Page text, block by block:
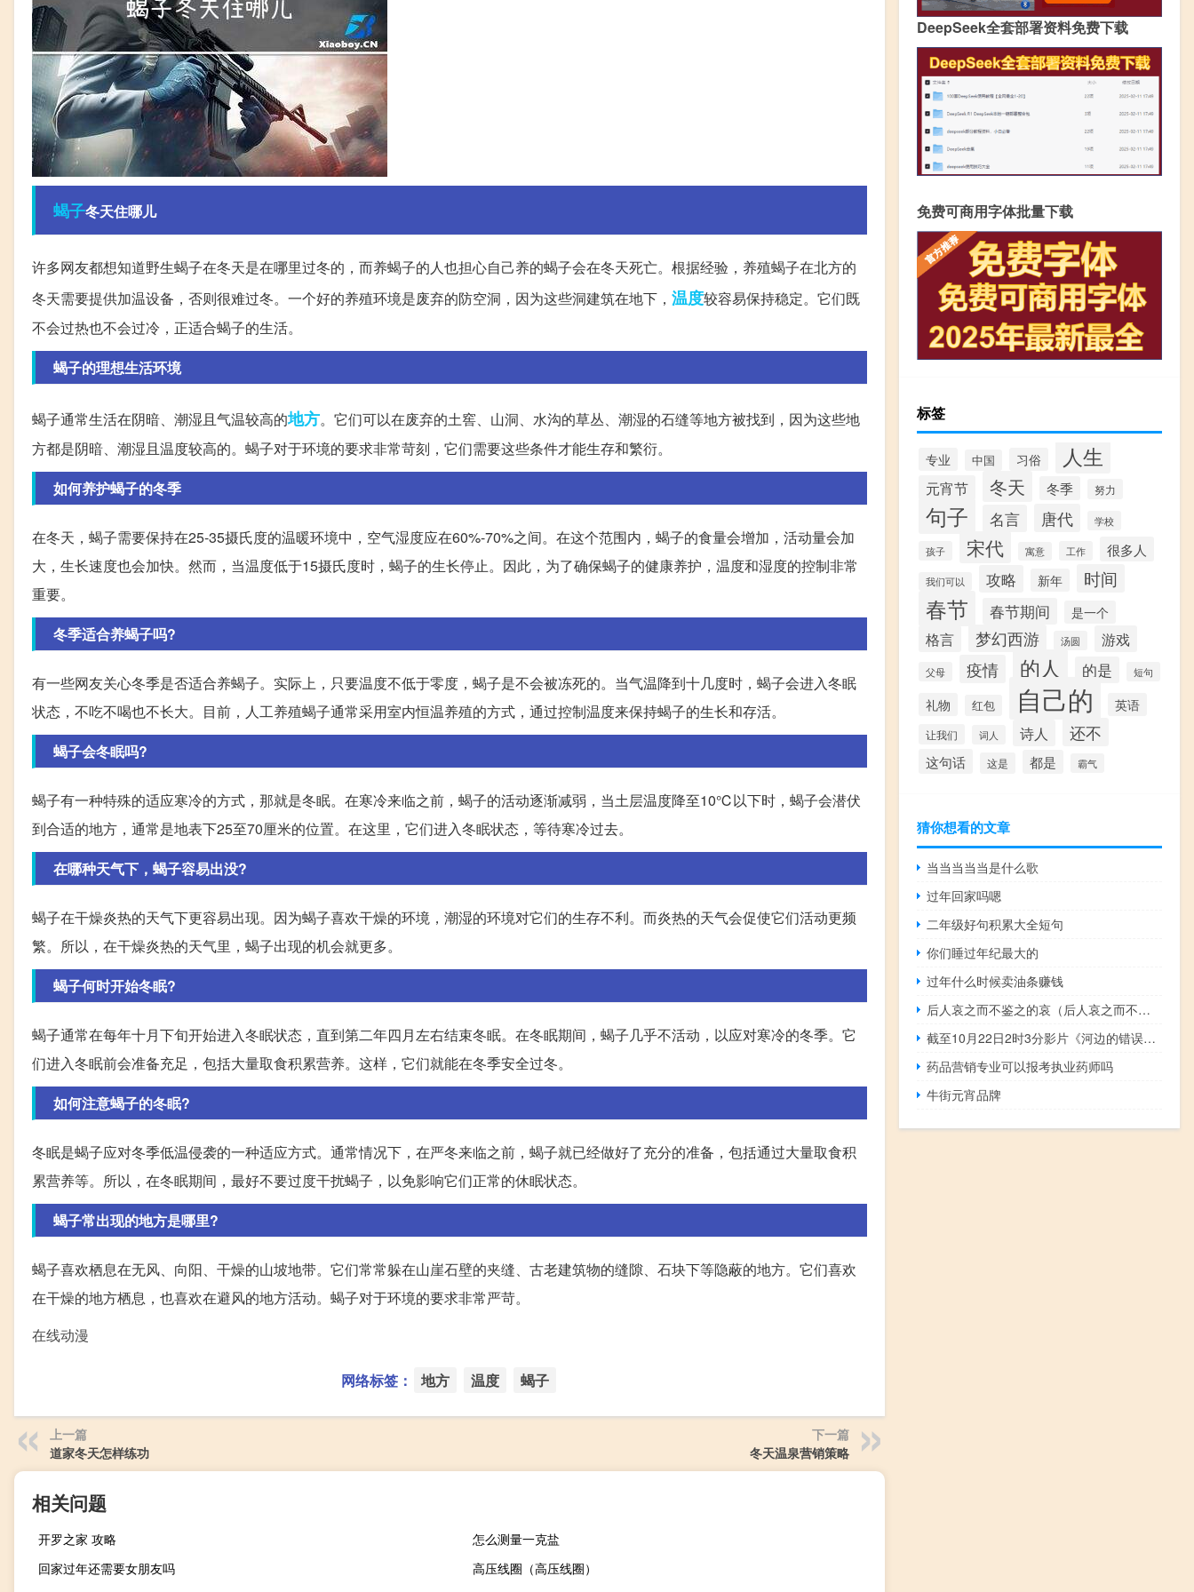
蝎子冬天住哪儿
许多网友都想知道野生蝎子在冬天是在哪里过冬的，而养蝎子的人也担心自己养的蝎子会在冬天死亡。根据经验，养殖蝎子在北方的
冬天需要提供加温设备，否则很难过冬。一个好的养殖环境是废弃的防空洞，因为这些洞建筑在地下， 温度较容易保持稳定。它们既
不会过热也不会过冷，正适合蝎子的生活。
蝎子的理想生活环境
蝎子通常生活在阴暗、潮湿且气温较高的地方。它们可以在废弃的土窖、山洞、水沟的草丛、潮湿的石缝等地方被找到，因为这些地
方都是阴暗、潮湿且温度较高的。蝎子对于环境的要求非常苛刻，它们需要这些条件才能生存和繁衍。
如何养护蝎子的冬季
在冬天，蝎子需要保持在25-35摄氏度的温暖环境中，空气湿度应在60%-70%之间。在这个范围内，蝎子的食量会增加，活动量会加
大，生长速度也会加快。然而，当温度低于15摄氏度时，蝎子的生长停止。因此，为了确保蝎子的健康养护，温度和湿度的控制非常
重要。
冬季适合养蝎子吗?
有一些网友关心冬季是否适合养蝎子。实际上，只要温度不低于零度，蝎子是不会被冻死的。当气温降到十几度时，蝎子会进入冬眠
状态，不吃不喝也不长大。目前，人工养殖蝎子通常采用室内恒温养殖的方式，通过控制温度来保持蝎子的生长和存活。
蝎子会冬眠吗?
蝎子有一种特殊的适应寒冷的方式，那就是冬眠。在寒冷来临之前，蝎子的活动逐渐减弱，当土层温度降至10℃以下时，蝎子会潜伏
到合适的地方，通常是地表下25至70厘米的位置。在这里，它们进入冬眠状态，等待寒冷过去。
在哪种天气下，蝎子容易出没?
蝎子在干燥炎热的天气下更容易出现。因为蝎子喜欢干燥的环境，潮湿的环境对它们的生存不利。而炎热的天气会促使它们活动更频
繁。所以，在干燥炎热的天气里，蝎子出现的机会就更多。
蝎子何时开始冬眠?
蝎子通常在每年十月下旬开始进入冬眠状态，直到第二年四月左右结束冬眠。在冬眠期间，蝎子几乎不活动，以应对寒冷的冬季。它
们进入冬眠前会准备充足，包括大量取食积累营养。这样，它们就能在冬季安全过冬。
如何注意蝎子的冬眠?
冬眠是蝎子应对冬季低温侵袭的一种适应方式。通常情况下，在严冬来临之前，蝎子就已经做好了充分的准备，包括通过大量取食积
累营养等。所以，在冬眠期间，最好不要过度干扰蝎子，以免影响它们正常的休眠状态。
蝎子常出现的地方是哪里?
蝎子喜欢栖息在无风、向阳、干燥的山坡地带。它们常常躲在山崖石壁的夹缝、古老建筑物的缝隙、石块下等隐蔽的地方。它们喜欢
在干燥的地方栖息，也喜欢在避风的地方活动。蝎子对于环境的要求非常严苛。
在线动漫
网络标签： 地方 温度 蝎子
上一篇
道家冬天怎样练功
下一篇
冬天温泉营销策略
相关问题
开罗之家 攻略
怎么测量一克盐
回家过年还需要女朋友吗
高压线圈（高压线圈）
DeepSeek全套部署资料免费下载
免费可商用字体批量下载
标签
专业 中国 习俗 人生
元宵节 冬天 冬季 努力
句子 名言 唐代 学校
孩子 宋代 寓意 工作 很多人
我们可以 攻略 新年 时间
春节 春节期间 是一个
格言 梦幻西游 汤圆 游戏
父母 疫情 的人 的是 短句
礼物 红包 自己的 英语
让我们 词人 诗人 还不
这句话 这是 都是 霸气
猜你想看的文章
当当当当当是什么歌
过年回家吗嗯
二年级好句积累大全短句
你们睡过年纪最大的
过年什么时候卖油条赚钱
后人哀之而不鉴之的哀（后人哀之而不鉴之）
截至10月22日2时3分影片《河边的错误》票房突破6000万
药品营销专业可以报考执业药师吗
牛街元宵品牌